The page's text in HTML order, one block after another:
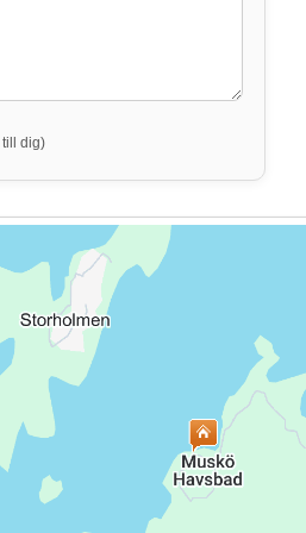
dig)